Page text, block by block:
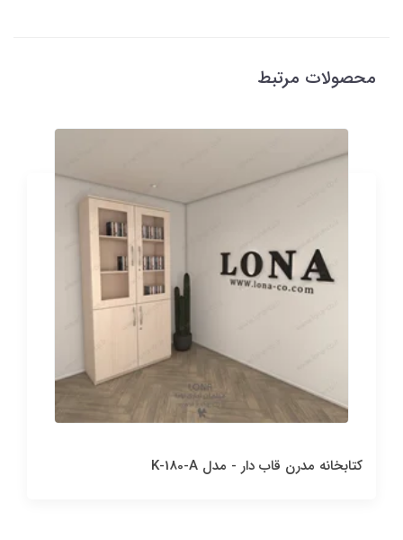
محصولات مرتبط
کتابخانه مدرن قاب دار - مدل K-180-A